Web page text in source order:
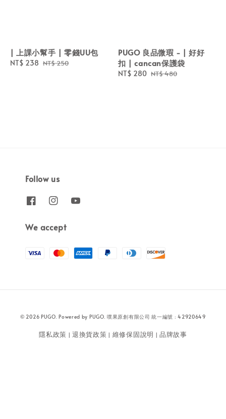
| 上課小幫手 | 零錢UU包
Sale
NT$ 238 Regular
NT$ 250
PUGO 良品微瑕 - | 好好
扣 | cancan保護袋
Sale
NT$ 280 Regular
NT$ 480
Follow us
We accept
© 2026 PUGO. Powered by PUGO. 噗果原創有限公司 統一編號 : 42920649
隱私政策 |退換貨政策 | 維修保固說明 |品牌故事